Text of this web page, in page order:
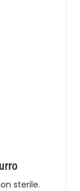
sterile.